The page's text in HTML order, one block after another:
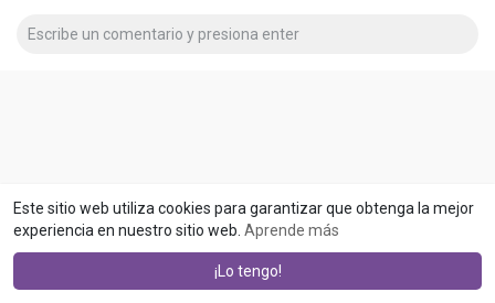
Este sitio web utiliza cookies para garantizar que obtenga la mejor
experiencia en nuestro sitio web. Aprende más
¡Lo tengo!